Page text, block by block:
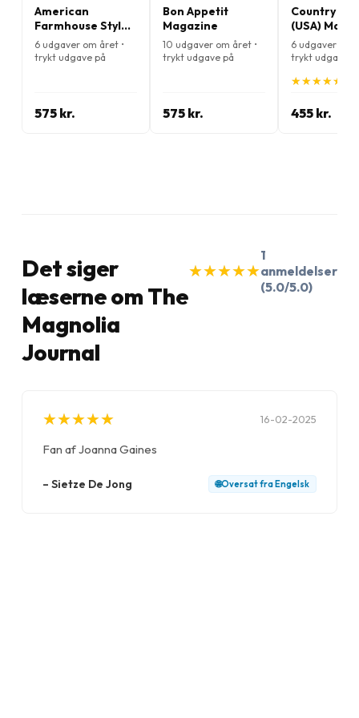
American
Farmhouse Style
Magazine
6 udgaver om året •
trykt udgave på
575 kr.
Bon Appetit
Magazine
10 udgaver om året •
trykt udgave på
575 kr.
Country
(USA)
6 udgaver om
trykt udgave
★
★★
★★
★★
★★
★
455 kr.
Det siger
læserne om The
Magnolia
Journal
★
★★
★★
★★
★★
★
1
anmeldelser
(5.0/5.0)
★
★★
★★
★★
★★
★ 16-02-2025
Fan af Joanna Gaines
– Sietze De Jong 🌐Oversat fra Engelsk